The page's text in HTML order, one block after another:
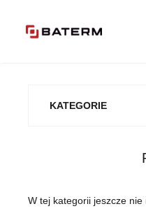
KATEGORIE
W tej kategorii jeszcze nie